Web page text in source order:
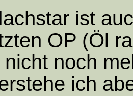
ist
OP (Öl
noch
ich